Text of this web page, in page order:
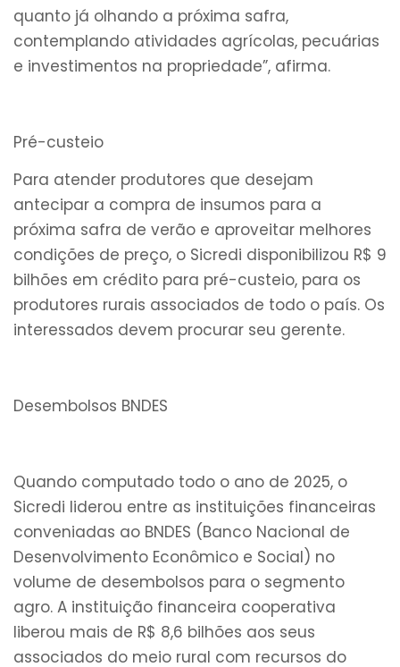
quanto já olhando a próxima safra,
contemplando atividades agrícolas, pecuárias
e investimentos na propriedade”, afirma.
Pré-custeio
Para atender produtores que desejam
antecipar a compra de insumos para a
próxima safra de verão e aproveitar melhores
condições de preço, o Sicredi disponibilizou R$ 9
bilhões em crédito para pré-custeio, para os
produtores rurais associados de todo o país. Os
interessados devem procurar seu gerente.
Desembolsos BNDES
Quando computado todo o ano de 2025, o
Sicredi liderou entre as instituições financeiras
conveniadas ao BNDES (Banco Nacional de
Desenvolvimento Econômico e Social) no
volume de desembolsos para o segmento
agro. A instituição financeira cooperativa
liberou mais de R$ 8,6 bilhões aos seus
associados do meio rural com recursos do